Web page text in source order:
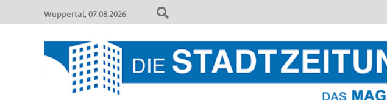
Wuppertal 07.08.2026